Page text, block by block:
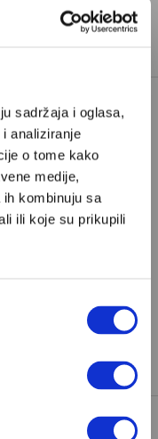
sadržaja i oglasa,
analiziranje
o tome kako
medije,
kombinuju sa
ili koje su prikupili
čitanjem naših
je da
pretplate.
iz Beograda, glavni
Velikih priča